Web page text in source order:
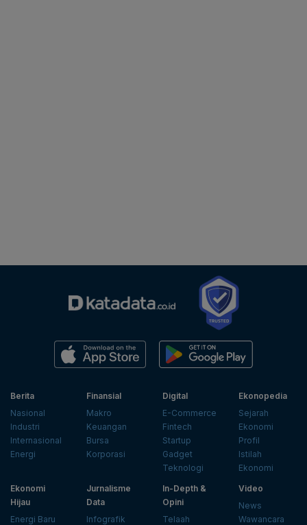
Berita
Nasional
Industri
Internasional
Energi
Finansial
Makro
Keuangan
Bursa
Korporasi
Digital
E-Commerce
Fintech
Startup
Gadget
Teknologi
Ekonopedia
Sejarah
Ekonomi
Profil
Istilah
Ekonomi
Ekonomi
Hijau
Energi Baru
Jurnalisme
Data
Infografik
In-Depth &
Opini
Telaah
Video
News
Wawancara